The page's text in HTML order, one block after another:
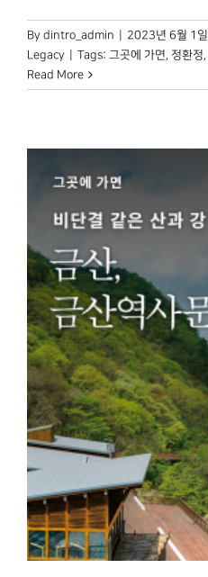
By dintro_admin 2023년 6월 1일
Legacy
Tags: 그곳에 가면, 정환정,
Read More